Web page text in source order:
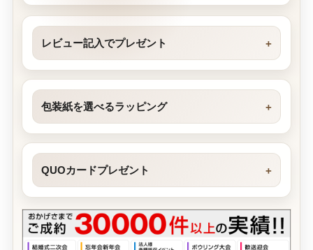
レビュー記入でプレゼント
包装紙を選べるラッピング
QUOカードプレゼント